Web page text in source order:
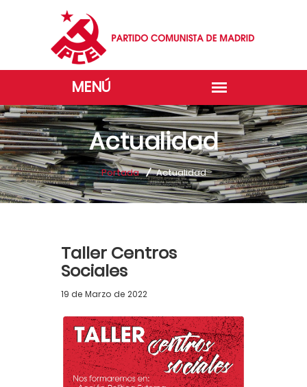
Actualidad
Portada Actualidad
Taller Centros
Sociales
19 de Marzo de 2022